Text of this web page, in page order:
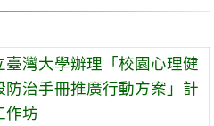
臺灣大學辦理「校園心理健
防治手冊推廣行動方案」計
作坊